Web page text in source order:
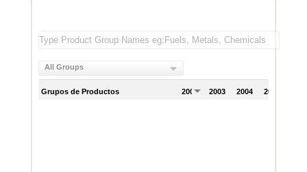
All Groups
Grupos de Productos 2002 2003 2004 2005